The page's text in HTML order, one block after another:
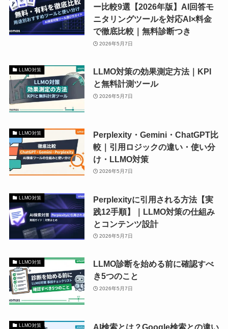
ー比較9選【2026年版】AI回答モ
ニタリングツールを対応AI×料金
で徹底比較｜無料診断つき
2026年5月7日
LLMO対策
LLMO対策の効果測定方法｜KPI
と無料計測ツール
2026年5月7日
LLMO対策
Perplexity・Gemini・ChatGPT比
較｜引用ロジックの違い・使い分
け・LLMO対策
2026年5月7日
LLMO対策
Perplexityに引用される方法【実
践12手順】｜LLMO対策の仕組み
とコンテンツ設計
2026年5月7日
LLMO対策
LLMO診断を始める前に確認すべ
き5つのこと
2026年5月7日
LLMO対策